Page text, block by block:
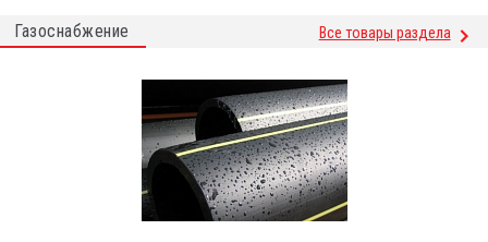
Газоснабжение Все товары раздела